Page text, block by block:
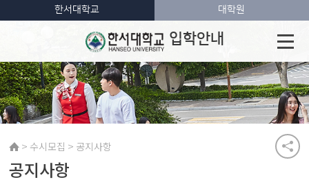
입학안내
한서대학교 대학원
> 수시모집 > 공지사항
공지사항